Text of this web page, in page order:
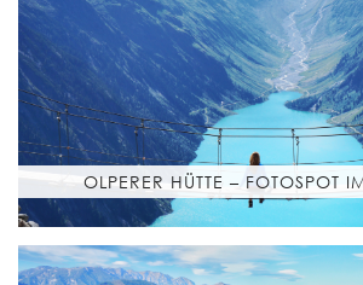
OLPERER HÜTTE – FOTOSPOT